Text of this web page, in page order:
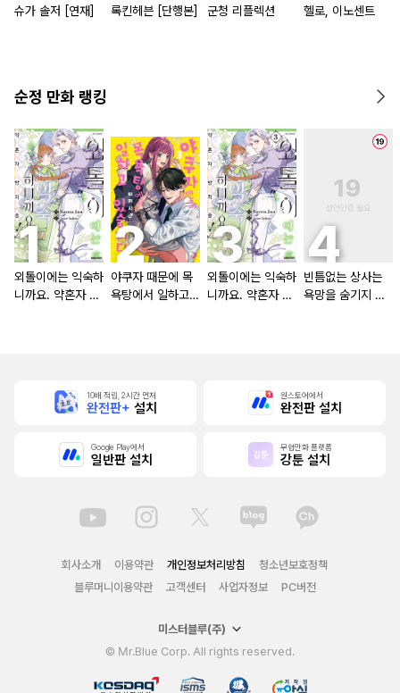
슈가 솔저 [연재] 록킨헤븐 [단행본] 군청 리플렉션 헬로, 이노센트
순정 만화 랭킹
외톨이에는 익숙하
니까요. 약혼자 방
야쿠자 때문에 목
욕탕에서 일하고
외톨이에는 익숙하
니까요. 약혼자 방
빈틈없는 상사는
욕망을 숨기지 않
10배 적립, 2시간 먼저
완전판+ 설치
원스토어에서
완전판 설치
Google Play에서
일반판 설치
무협만화 플랫폼
강툰 설치
회사소개 이용약관 개인정보처리방침
청소년보호정책
블루머니이용약관
고객센터 사업자정보 PC버전
미스터블루(주)
© Mr.Blue Corp. All rights reserved.